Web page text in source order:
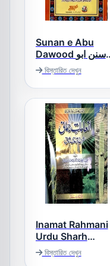
Sunan e Abu
Dawood سنن ابو
داؤد
বিস্তারিত দেখুন
Inamat Rahmani
Urdu Sharh
Tirmizi Jild 2
انعامات رحمانی اردو
বিস্তারিত দেখুন